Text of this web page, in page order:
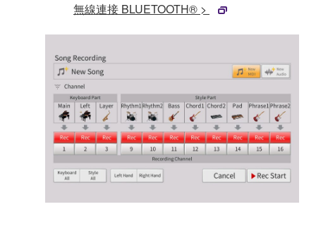
無線連接 BLUETOOTH® >